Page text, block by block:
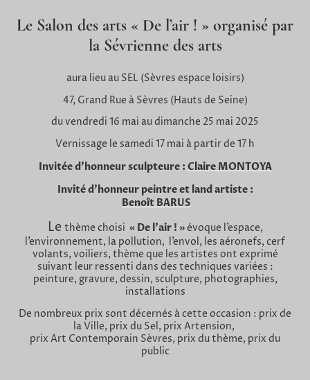
Le Salon des arts « De l’air ! » organisé par
la Sévrienne des arts
aura lieu au SEL (Sèvres espace loisirs)
47, Grand Rue à Sèvres (Hauts de Seine)
du vendredi 16 mai au dimanche 25 mai 2025
Vernissage le samedi 17 mai à partir de 17 h
Invitée d’honneur sculpteure : Claire MONTOYA
Invité d’honneur peintre et land artiste :
Benoît BARUS
Le thème choisi « De l’air ! »évoque l’espace,
l’environnement, la pollution, l’envol, les aéronefs, cerf
volants, voiliers, thème que les artistes ont exprimé
suivant leur ressenti dans des techniques variées :
peinture, gravure, dessin, sculpture, photographies,
installations
De nombreux prix sont décernés à cette occasion : prix de
la Ville, prix du Sel, prix Artension,
prix Art Contemporain Sèvres, prix du thème, prix du
public